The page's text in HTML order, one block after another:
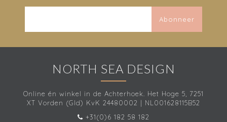
Abonneer
NORTH SEA DESIGN
Online én winkel in de Achterhoek. Het Hoge 5, 7251
XT Vorden (Gld) KvK 24480002 | NL001628115B52
+31(0)6 182 58 182